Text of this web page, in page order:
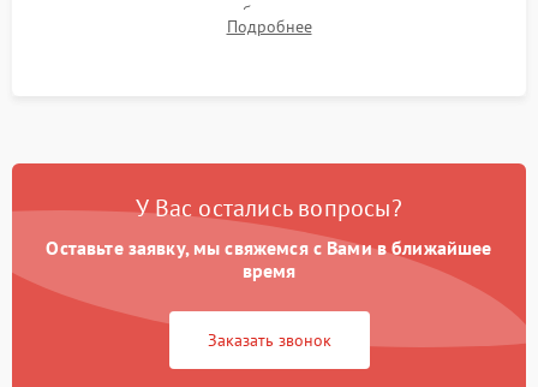
компрессора, отсутствия обмерзания стенок и корректного
срабатывания системы автоматической оттайки.
Подробнее
У Вас остались вопросы?
Оставьте заявку, мы свяжемся с Вами в ближайшее
время
Заказать звонок